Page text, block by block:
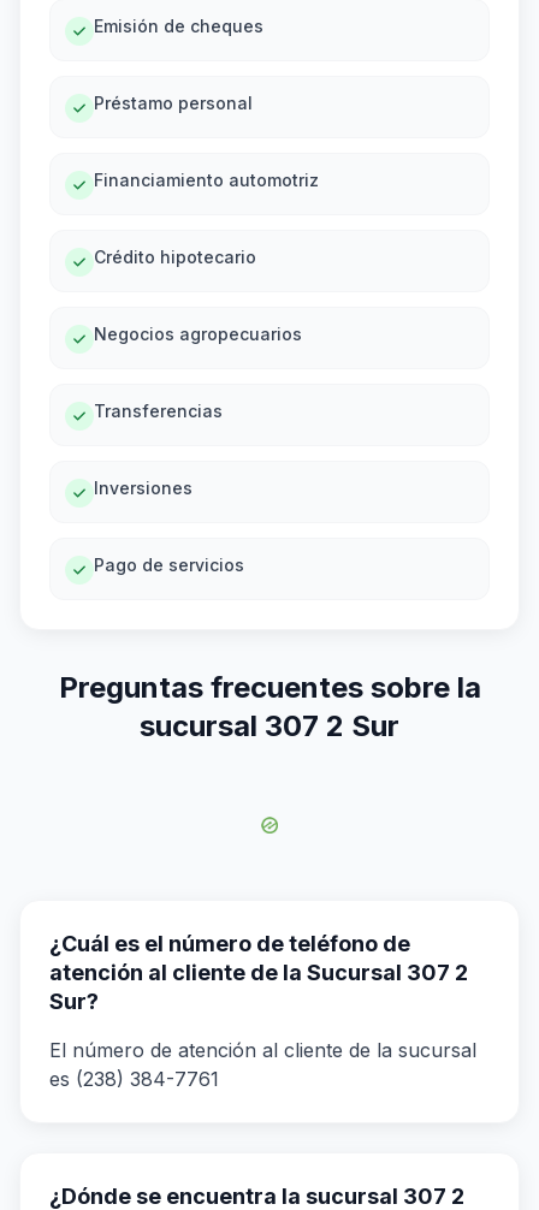
Emisión de cheques
Préstamo personal
Financiamiento automotriz
Crédito hipotecario
Negocios agropecuarios
Transferencias
Inversiones
Pago de servicios
Preguntas frecuentes sobre la
sucursal 307 2 Sur
¿Cuál es el número de teléfono de
atención al cliente de la Sucursal 307 2
Sur?
El número de atención al cliente de la sucursal
es (238) 384-7761
¿Dónde se encuentra la sucursal 307 2